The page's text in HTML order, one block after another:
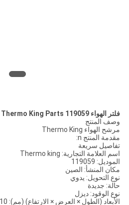
فلتر الهواء 119059 Thermo King Parts
وصف المنتج
مرشح الهواء Thermo King
مقدمة المنتج n:
تفاصيل سريعة
اسم العلامة التجارية: Thermo king
الموديل: 119059
مكان المنشأ: الصين
نوع التحويل: يدوي
حالة: جديدة
نوع الوقود: ديزل
الأبعاد (الطول × العرض × الارتفاع) (مم): 10 * 3 * 3 سم